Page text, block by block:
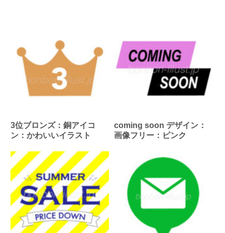
3位ブロンズ：銅アイコ
ン：かわいいイラスト
coming soon デザイン：
画像フリー：ピンク